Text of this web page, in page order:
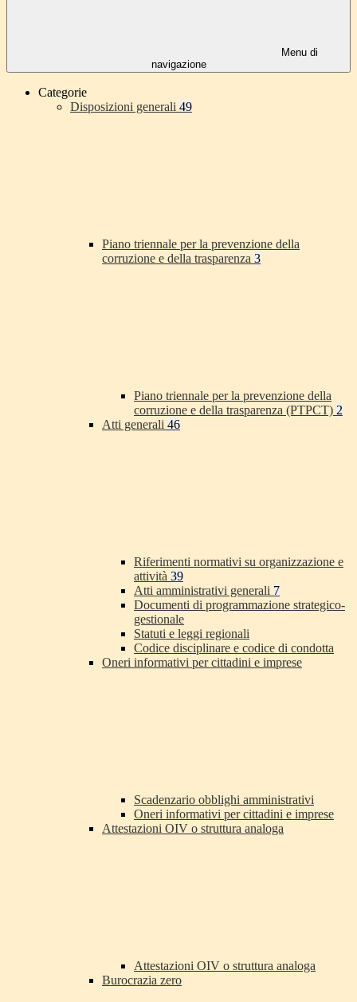
Menu di
navigazione
Categorie
Disposizioni generali 49
Piano triennale per la prevenzione della
corruzione e della trasparenza 3
Piano triennale per la prevenzione della
corruzione e della trasparenza (PTPCT) 2
Atti generali 46
Riferimenti normativi su organizzazione e
attività 39
Atti amministrativi generali 7
Documenti di programmazione strategico-
gestionale
Statuti e leggi regionali
Codice disciplinare e codice di condotta
Oneri informativi per cittadini e imprese
Scadenzario obblighi amministrativi
Oneri informativi per cittadini e imprese
Attestazioni OIV o struttura analoga
Attestazioni OIV o struttura analoga
Burocrazia zero